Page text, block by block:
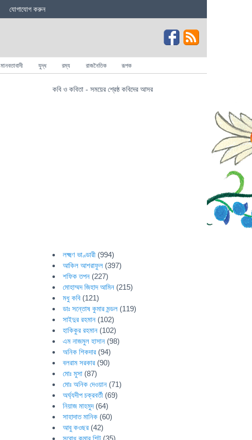
যোগাযোগ করুন
মানবতাবাদী যুদ্ধ রম্য রাজনৈতিক রূপক
কবি ও কবিতা - সময়ের শ্রেষ্ঠ কবিদের আসর
লক্ষ্মণ ভাণ্ডারী (994)
আকিল আশরাফুল (397)
শফিক তপন (227)
মোহাম্মদ জিহাদ আমিন (215)
মধু কবি (121)
ডাঃ সন্তোষ কুমার মন্ডল (119)
সাইদুর রহমান (102)
হাকিকুর রহমান (102)
এম নাজমুল হাসান (98)
অনিক শিকদার (94)
বলরাম সরকার (90)
মোঃ মুসা (87)
মোঃ অনিক দেওয়ান (71)
অর্ঘ্যদীপ চক্রবর্তী (69)
নিয়াজ মাহমুদ(64)
সাহাদাত মানিক (60)
আবু কওছর (42)
সুবোধ কুমার শিট (35)